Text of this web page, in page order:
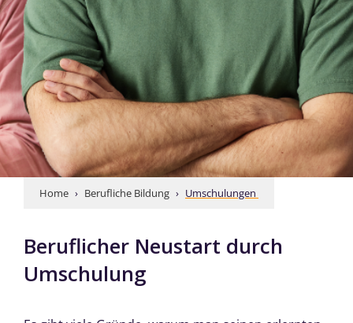
Home › Berufliche Bildung › Umschulungen
Beruflicher Neustart durch
Umschulung